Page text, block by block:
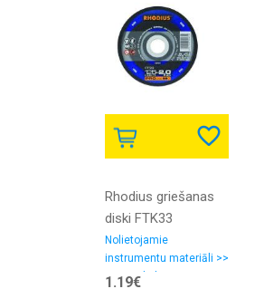
Rhodius griešanas
diski FTK33
125x3.0x22.23
Nolietojamie
instrumentu materiāli >>
Griezējdiski
1.19€